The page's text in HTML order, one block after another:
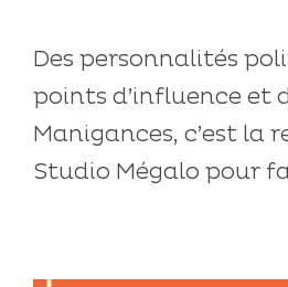
Des personnalités
points d’influence et
Manigances, c’est la
Studio Mégalo pour